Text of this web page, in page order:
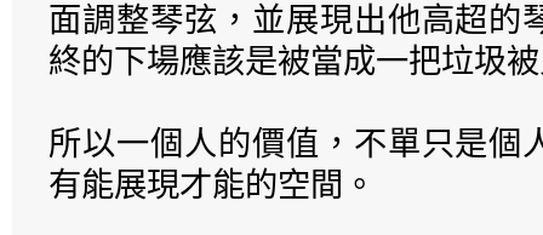
面調整琴弦，並展現出他高超的
終的下場應該是被當成一把垃圾
所以一個人的價值，不單只是個
有能展現才能的空間。